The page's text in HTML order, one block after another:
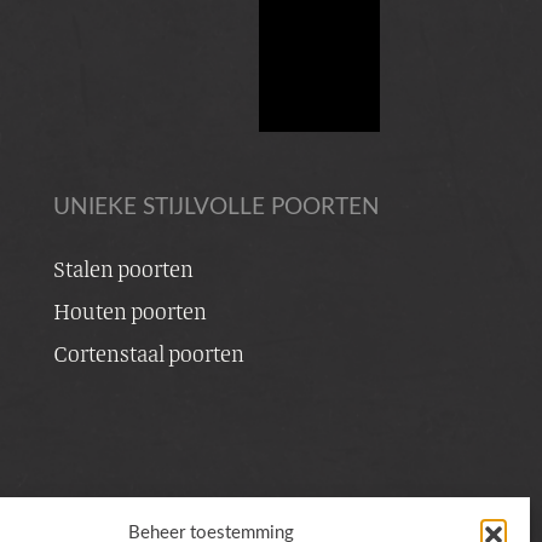
Beheer toestemming
UNIEKE STIJLVOLLE POORTEN
Stalen poorten
Houten poorten
Cortenstaal poorten